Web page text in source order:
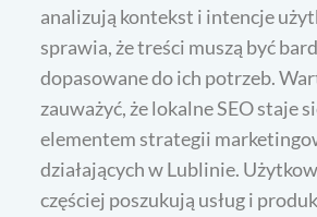
analizują kontekst i intencje
sprawia, że treści muszą być
dopasowane do ich potrzeb.
zauważyć, że lokalne SEO staje
elementem strategii
działających w Lublinie.
częściej poszukują usług i